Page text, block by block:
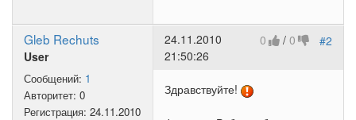
Gleb Rechuts
User
Сообщений: 1
Авторитет: 0
Регистрация: 24.11.2010
#2
0 / 0
24.11.2010
21:50:26
Здравствуйте!